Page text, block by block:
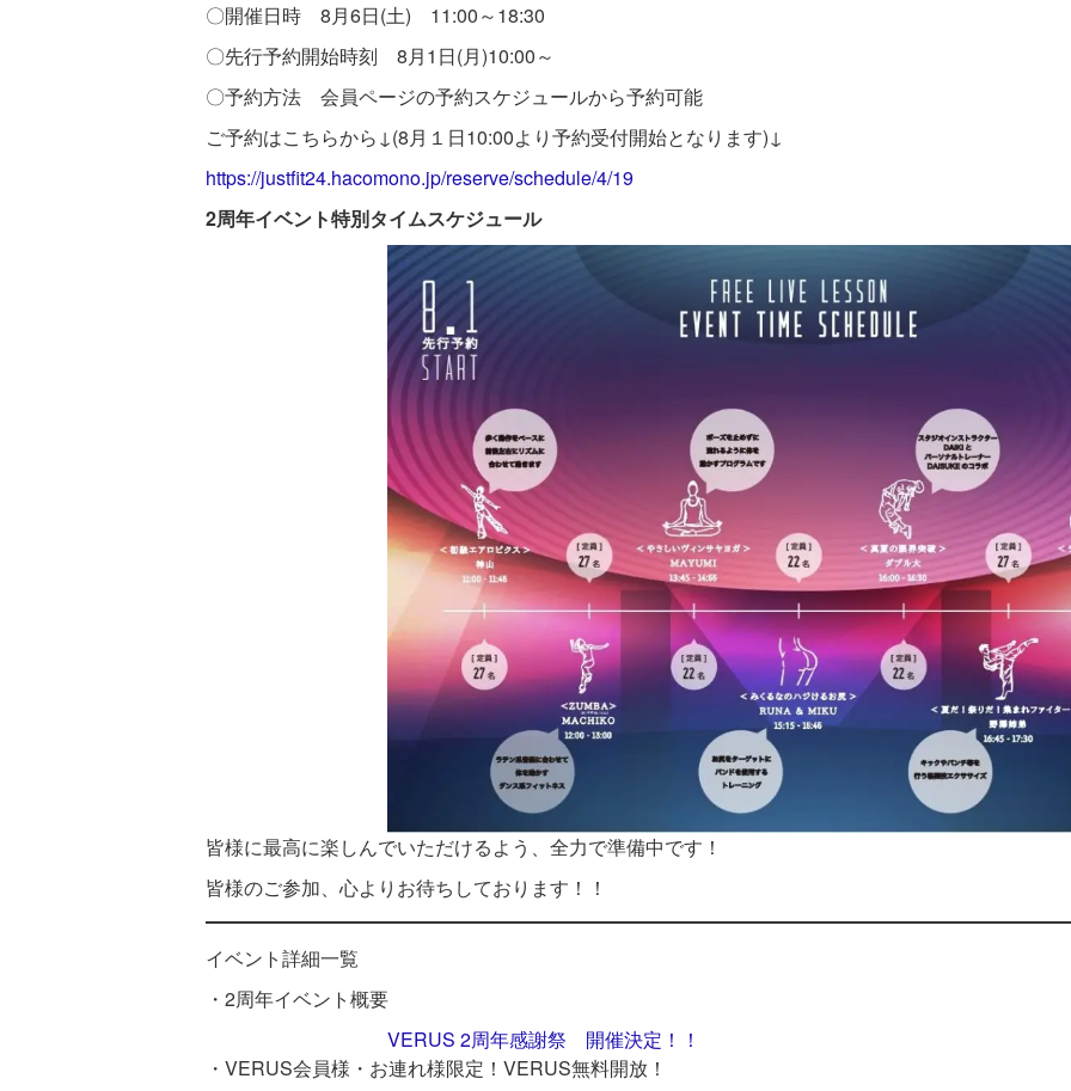
〇開催日時 8月6日(土) 11:00～18:30
〇先行予約開始時刻 8月1日(月)10:00～
〇予約方法 会員ページの予約スケジュールから予約可能
ご予約はこちらから↓(8月１日10:00より予約受付開始となります)↓
https://justfit24.hacomono.jp/reserve/schedule/4/19
2周年イベント特別タイムスケジュール
皆様に最高に楽しんでいただけるよう、全力で準備中です！
皆様のご参加、心よりお待ちしております！！
イベント詳細一覧
・2周年イベント概要
VERUS 2周年感謝祭 開催決定！！
・VERUS会員様・お連れ様限定！VERUS無料開放！